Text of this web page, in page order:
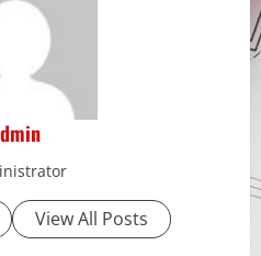
View All Posts